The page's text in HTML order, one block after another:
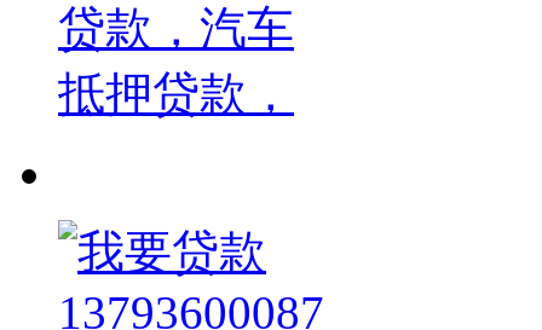
贷款，汽车
抵押贷款，